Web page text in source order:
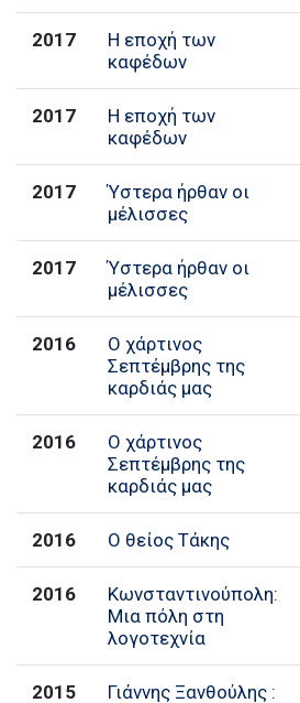
2017
Η εποχή των
καφέδων
2017
Η εποχή των
καφέδων
2017
Ύστερα ήρθαν οι
μέλισσες
2017
Ύστερα ήρθαν οι
μέλισσες
2016
Ο χάρτινος
Σεπτέμβρης της
καρδιάς μας
2016
Ο χάρτινος
Σεπτέμβρης της
καρδιάς μας
2016 Ο θείος Τάκης
2016
Κωνσταντινούπολη:
Μια πόλη στη
λογοτεχνία
2015
Γιάννης Ξανθούλης :